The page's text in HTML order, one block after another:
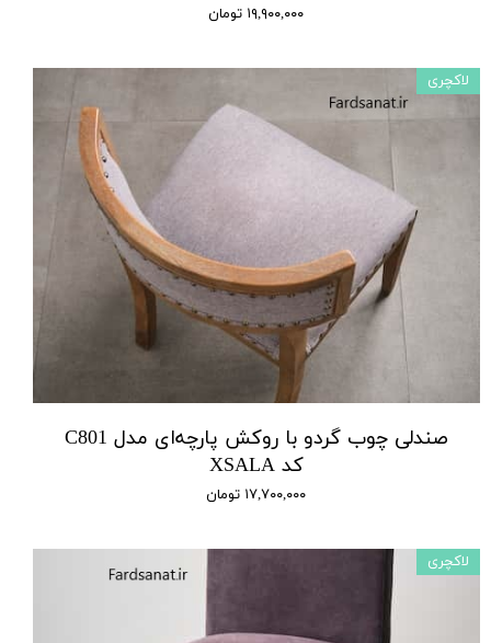
۱۹,۹۰۰,۰۰۰ تومان
صندلی چوب گردو با روکش پارچه‌ای مدل C801
کد XSALA
۱۷,۷۰۰,۰۰۰ تومان
لاکچری
لاکچری